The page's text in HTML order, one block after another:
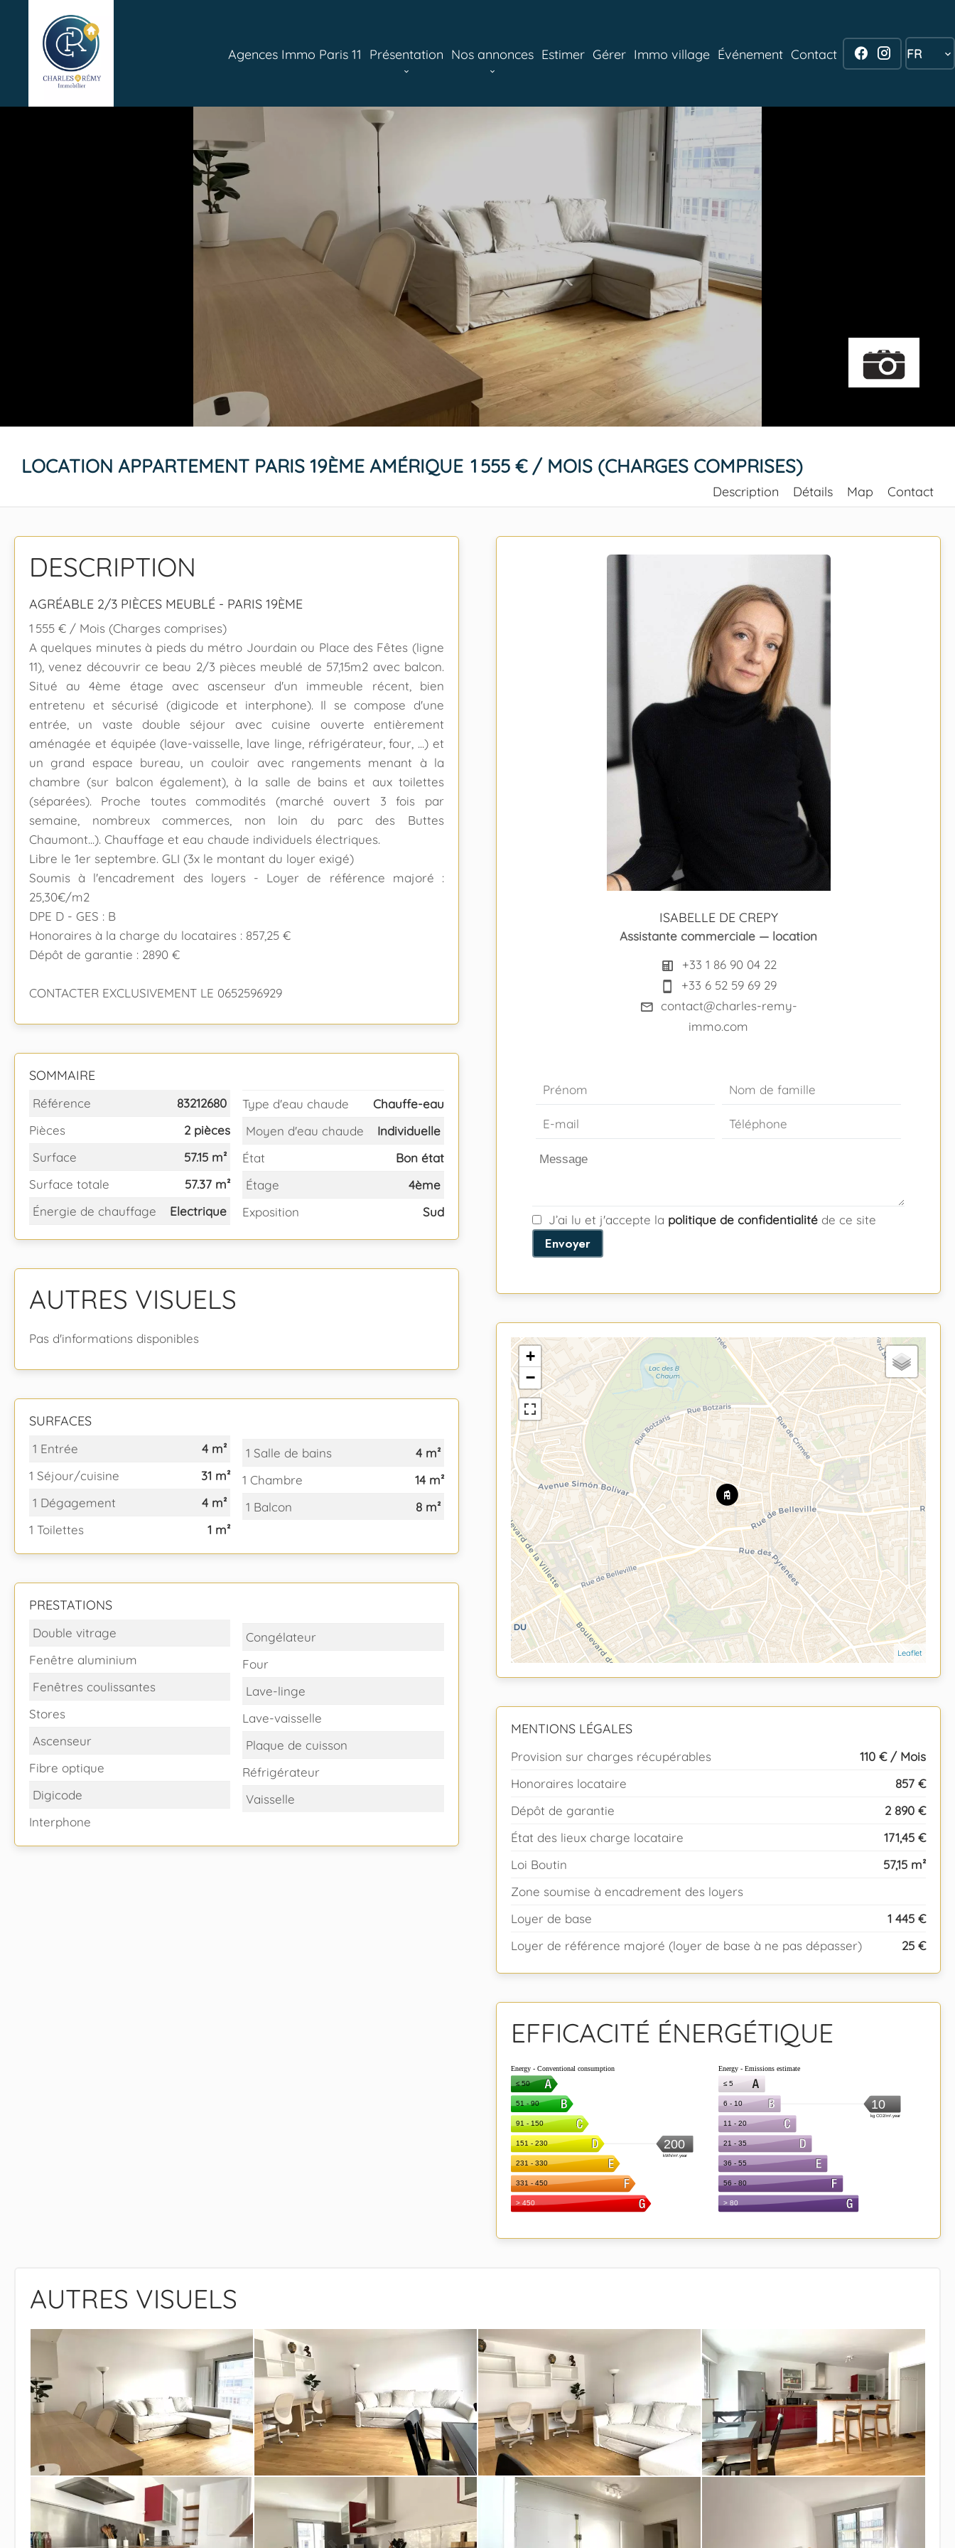
Agences Immo Paris 11 Présentation Nos annonces Estimer Gérer Immo village Événement Contact FR
LOCATION APPARTEMENT PARIS 19ÈME AMÉRIQUE 1 555 € / MOIS (CHARGES COMPRISES)
Description Détails Map Contact
DESCRIPTION
AGRÉABLE 2/3 PIÈCES MEUBLÉ - PARIS 19ÈME
1 555 € / Mois (Charges comprises)
A quelques minutes à pieds du métro Jourdain ou Place des Fêtes (ligne
11), venez découvrir ce beau 2/3 pièces meublé de 57,15m2 avec balcon.
Situé au 4ème étage avec ascenseur d'un immeuble récent, bien
entretenu et sécurisé (digicode et interphone). Il se compose d'une
entrée, un vaste double séjour avec cuisine ouverte entièrement
aménagée et équipée (lave-vaisselle, lave linge, réfrigérateur, four, ...) et
un grand espace bureau, un couloir avec rangements menant à la
chambre (sur balcon également), à la salle de bains et aux toilettes
(séparées). Proche toutes commodités (marché ouvert 3 fois par
semaine, nombreux commerces, non loin du parc des Buttes
Chaumont...). Chauffage et eau chaude individuels électriques.
Libre le 1er septembre. GLI (3x le montant du loyer exigé)
Soumis à l'encadrement des loyers - Loyer de référence majoré :
25,30€/m2
DPE D - GES : B
Honoraires à la charge du locataires : 857,25 €
Dépôt de garantie : 2890 €
CONTACTER EXCLUSIVEMENT LE 0652596929
SOMMAIRE
Référence
83212680
Pièces
2 pièces
Surface
57.15 m²
Surface totale
57.37 m²
Énergie de chauffage
Electrique
Type d'eau chaude
Chauffe-eau
Moyen d'eau chaude
Individuelle
État
Bon état
Étage
4ème
Exposition
Sud
AUTRES VISUELS
Pas d'informations disponibles
SURFACES
1 Entrée
4 m²
1 Séjour/cuisine
31 m²
1 Dégagement
4 m²
1 Toilettes
1 m²
1 Salle de bains
4 m²
1 Chambre
14 m²
1 Balcon
8 m²
PRESTATIONS
Double vitrage
Fenêtre aluminium
Fenêtres coulissantes
Stores
Ascenseur
Fibre optique
Digicode
Interphone
Congélateur
Four
Lave-linge
Lave-vaisselle
Plaque de cuisson
Réfrigérateur
Vaisselle
ISABELLE DE CREPY
Assistante commerciale — location
+33 1 86 90 04 22
+33 6 52 59 69 29
contact@charles-remy-
immo.com
J’ai lu et j'accepte la politique de confidentialité de ce site
Envoyer
+
−
Leaflet
MENTIONS LÉGALES
Provision sur charges récupérables
110 € / Mois
Honoraires locataire
857 €
Dépôt de garantie
2 890 €
État des lieux charge locataire
171,45 €
Loi Boutin
57,15 m²
Zone soumise à encadrement des loyers
Loyer de base
1 445 €
Loyer de référence majoré (loyer de base à ne pas dépasser)
25 €
EFFICACITÉ ÉNERGÉTIQUE
AUTRES VISUELS